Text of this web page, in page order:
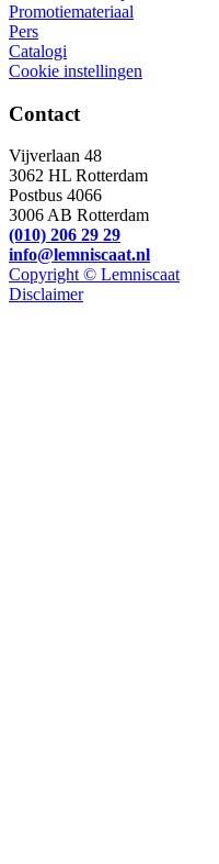
Promotiemateriaal
Pers
Catalogi
Cookie instellingen
Contact
Vijverlaan 48
3062 HL Rotterdam
Postbus 4066
3006 AB Rotterdam
(010) 206 29 29
info@lemniscaat.nl
Copyright © Lemniscaat
Disclaimer